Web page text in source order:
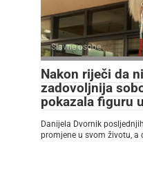
Slavne osobe
Nakon riječi da
zadovoljnija
pokazala figuru
Danijela Dvornik
promjene u svom životu, a